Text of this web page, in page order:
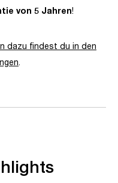
von 5 Jahren!
dazu findest du in den
.